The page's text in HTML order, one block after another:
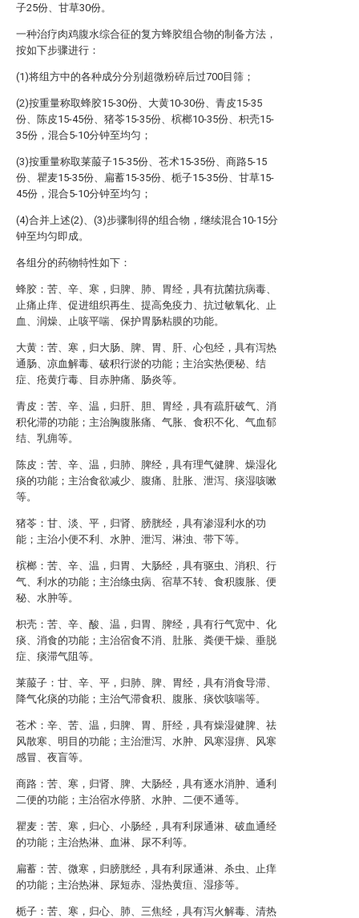
子25份、甘草30份。
一种治疗肉鸡腹水综合征的复方蜂胶组合物的制备方法，
按如下步骤进行：
(1)将组方中的各种成分分别超微粉碎后过700目筛；
(2)按重量称取蜂胶15-30份、大黄10-30份、青皮15-35
份、陈皮15-45份、猪苓15-35份、槟榔10-35份、枳壳15-
35份，混合5-10分钟至均匀；
(3)按重量称取莱菔子15-35份、苍术15-35份、商路5-15
份、瞿麦15-35份、扁蓄15-35份、栀子15-35份、甘草15-
45份，混合5-10分钟至均匀；
(4)合并上述(2)、(3)步骤制得的组合物，继续混合10-15分
钟至均匀即成。
各组分的药物特性如下：
蜂胶：苦、辛、寒，归脾、肺、胃经，具有抗菌抗病毒、
止痛止痒、促进组织再生、提高免疫力、抗过敏氧化、止
血、润燥、止咳平喘、保护胃肠粘膜的功能。
大黄：苦、寒，归大肠、脾、胃、肝、心包经，具有泻热
通肠、凉血解毒、破积行淤的功能；主治实热便秘、结
症、疮黄疔毒、目赤肿痛、肠炎等。
青皮：苦、辛、温，归肝、胆、胃经，具有疏肝破气、消
积化滞的功能；主治胸腹胀痛、气胀、食积不化、气血郁
结、乳痈等。
陈皮：苦、辛、温，归肺、脾经，具有理气健脾、燥湿化
痰的功能；主治食欲减少、腹痛、肚胀、泄泻、痰湿咳嗽
等。
猪苓：甘、淡、平，归肾、膀胱经，具有渗湿利水的功
能；主治小便不利、水肿、泄泻、淋浊、带下等。
槟榔：苦、辛、温，归胃、大肠经，具有驱虫、消积、行
气、利水的功能；主治绦虫病、宿草不转、食积腹胀、便
秘、水肿等。
枳壳：苦、辛、酸、温，归胃、脾经，具有行气宽中、化
痰、消食的功能；主治宿食不消、肚胀、粪便干燥、垂脱
症、痰滞气阻等。
莱菔子：甘、辛、平，归肺、脾、胃经，具有消食导滞、
降气化痰的功能；主治气滞食积、腹胀、痰饮咳喘等。
苍术：辛、苦、温，归脾、胃、肝经，具有燥湿健脾、祛
风散寒、明目的功能；主治泄泻、水肿、风寒湿痹、风寒
感冒、夜盲等。
商路：苦、寒，归肾、脾、大肠经，具有逐水消肿、通利
二便的功能；主治宿水停脐、水肿、二便不通等。
瞿麦：苦、寒，归心、小肠经，具有利尿通淋、破血通经
的功能；主治热淋、血淋、尿不利等。
扁蓄：苦、微寒，归膀胱经，具有利尿通淋、杀虫、止痒
的功能；主治热淋、尿短赤、湿热黄疸、湿疹等。
栀子：苦、寒，归心、肺、三焦经，具有泻火解毒、清热